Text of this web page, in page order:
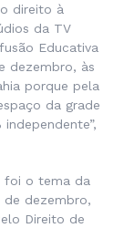
direito à
da TV
Educativa
dezembro, às
porque pela
da grade
foi o tema da
de dezembro,
Direito de